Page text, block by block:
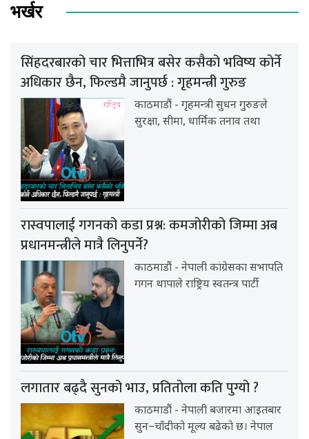
भर्खर
सिंहदरबारको चार भित्ताभित्र बसेर कसैको भविष्य कोर्ने
अधिकार छैन, फिल्डमै जानुपर्छ : गृहमन्त्री गुरुङ
काठमाडौं - गृहमन्त्री सुधन गुरुङले
सुरक्षा, सीमा, धार्मिक तनाव तथा
रास्वपालाई गगनको कडा प्रश्न: कमजोरीको जिम्मा अब
प्रधानमन्त्रीले मात्रै लिनुपर्ने?
काठमाडौं - नेपाली कांग्रेसका सभापति
गगन थापाले राष्ट्रिय स्वतन्त्र पार्टी
लगातार बढ्दै सुनको भाउ, प्रतितोला कति पुग्यो ?
काठमाडौं - नेपाली बजारमा आइतबार
सुन–चाँदीको मूल्य बढेको छ। नेपाल